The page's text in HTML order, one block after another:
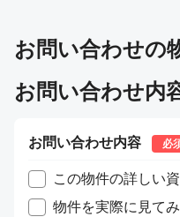
お問い合わせの
お問い合わせ内
お問い合わせ内容 必
この物件の詳しい
物件を実際に見て